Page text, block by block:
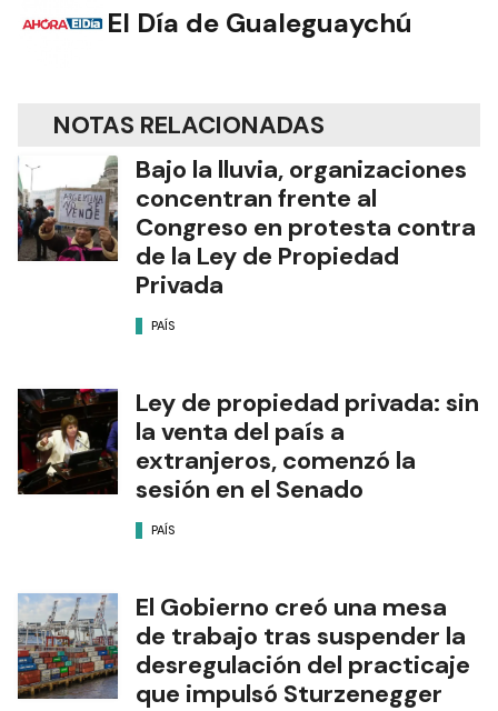
El Día de Gualeguaychú
NOTAS RELACIONADAS
Bajo la lluvia, organizaciones
concentran frente al
Congreso en protesta contra
de la Ley de Propiedad
Privada
PAÍS
Ley de propiedad privada: sin
la venta del país a
extranjeros, comenzó la
sesión en el Senado
PAÍS
El Gobierno creó una mesa
de trabajo tras suspender la
desregulación del practicaje
que impulsó Sturzenegger